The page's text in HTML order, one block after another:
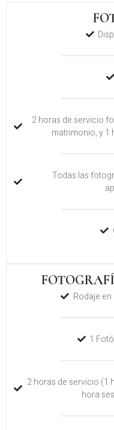
2 horas de servicio
matrimonio, y 1
Todas las
Rodaje
1
2 horas de servicio (1
hora